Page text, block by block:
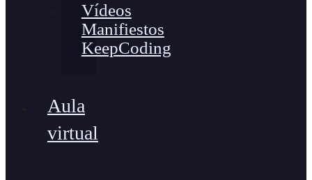
Vídeos
Manifiestos
KeepCoding
Aula
virtual